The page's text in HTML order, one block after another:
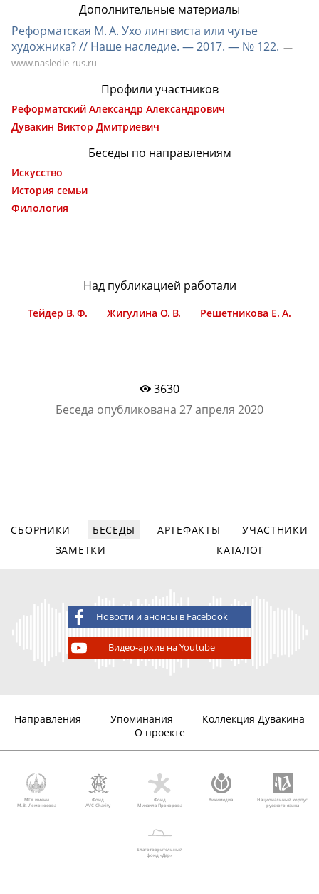
Дополнительные материалы
Реформатская М. А. Ухо лингвиста или чутье
художника? // Наше наследие. — 2017. — № 122.
www.nasledie-rus.ru
Профили участников
Реформатский Александр Александрович
Дувакин Виктор Дмитриевич
Беседы по направлениям
Искусство
История семьи
Филология
Над публикацией работали
Тейдер В. Ф. Жигулина О. В. Решетникова Е. А.
3630
Беседа опубликована 27 апреля 2020
СБОРНИКИ БЕСЕДЫ АРТЕФАКТЫ
УЧАСТНИКИ
ЗАМЕТКИ
КАТАЛОГ
Новости и анонсы в Facebook
Видео-архив на Youtube
Направления Упоминания
Коллекция Дувакина
О проекте
МГУ имени
М.В. Ломоносова
Фонд
AVC Charity
Фонд
Михаила Прохорова
Викимедиа
Национальный корпус
русского языка
Благотворительный
фонд «Дар»